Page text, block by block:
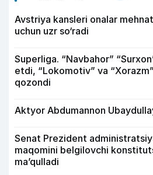
Avstriya kansleri onalar
uchun uzr so‘radi
Superliga. “Navbahor”
etdi, “Lokomotiv” va
qozondi
Aktyor Abdu­mannon
Senat Prezident
maqomini belgilovchi
ma’qulladi